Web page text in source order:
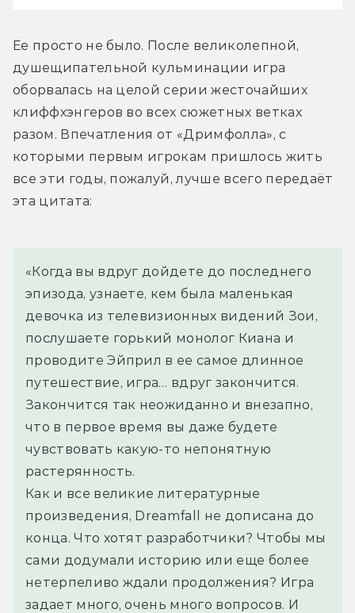
Ее просто не было. После великолепной,
душещипательной кульминации игра
оборвалась на целой серии жесточайших
клиффхэнгеров во всех сюжетных ветках
разом. Впечатления от «Дримфолла», с
которыми первым игрокам пришлось жить
все эти годы, пожалуй, лучше всего передаёт
эта цитата:
«Когда вы вдруг дойдете до последнего
эпизода, узнаете, кем была маленькая
девочка из телевизионных видений Зои,
послушаете горький монолог Киана и
проводите Эйприл в ее самое длинное
путешествие, игра… вдруг закончится.
Закончится так неожиданно и внезапно,
что в первое время вы даже будете
чувствовать какую-то непонятную
растерянность.
Как и все великие литературные
произведения, Dreamfall не дописана до
конца. Что хотят разработчики? Чтобы мы
сами додумали историю или еще более
нетерпеливо ждали продолжения? Игра
задает много, очень много вопросов. И